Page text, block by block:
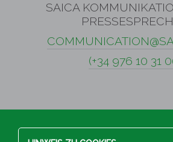
SAICA
(+34 976 10 31